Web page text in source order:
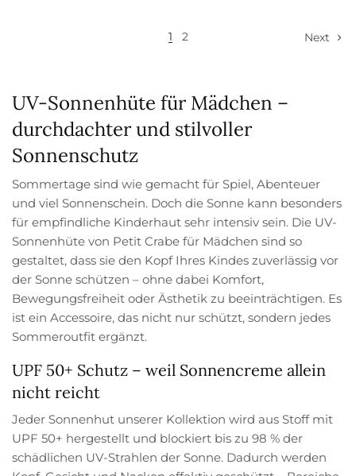
1 2 Next
UV-Sonnenhüte für Mädchen –
durchdachter und stilvoller
Sonnenschutz
Sommertage sind wie gemacht für Spiel, Abenteuer
und viel Sonnenschein. Doch die Sonne kann besonders
für empfindliche Kinderhaut sehr intensiv sein. Die UV-
Sonnenhüte von Petit Crabe für Mädchen sind so
gestaltet, dass sie den Kopf Ihres Kindes zuverlässig vor
der Sonne schützen – ohne dabei Komfort,
Bewegungsfreiheit oder Ästhetik zu beeinträchtigen. Es
ist ein Accessoire, das nicht nur schützt, sondern jedes
Sommeroutfit ergänzt.
UPF 50+ Schutz – weil Sonnencreme allein
nicht reicht
Jeder Sonnenhut unserer Kollektion wird aus Stoff mit
UPF 50+ hergestellt und blockiert bis zu 98 % der
schädlichen UV-Strahlen der Sonne. Dadurch werden